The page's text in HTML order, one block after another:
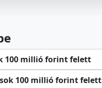
100 millió forint felett
100 millió forint felett